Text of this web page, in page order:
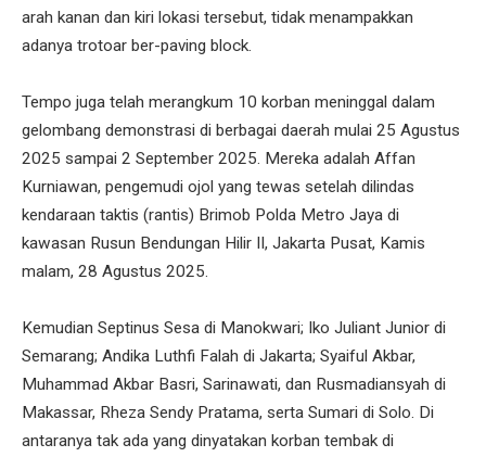
arah kanan dan kiri lokasi tersebut, tidak menampakkan
adanya trotoar ber-paving block.
Tempo juga telah merangkum 10 korban meninggal dalam
gelombang demonstrasi di berbagai daerah mulai 25 Agustus
2025 sampai 2 September 2025. Mereka adalah Affan
Kurniawan, pengemudi ojol yang tewas setelah dilindas
kendaraan taktis (rantis) Brimob Polda Metro Jaya di
kawasan Rusun Bendungan Hilir II, Jakarta Pusat, Kamis
malam, 28 Agustus 2025.
Kemudian Septinus Sesa di Manokwari; Iko Juliant Junior di
Semarang; Andika Luthfi Falah di Jakarta; Syaiful Akbar,
Muhammad Akbar Basri, Sarinawati, dan Rusmadiansyah di
Makassar, Rheza Sendy Pratama, serta Sumari di Solo. Di
antaranya tak ada yang dinyatakan korban tembak di